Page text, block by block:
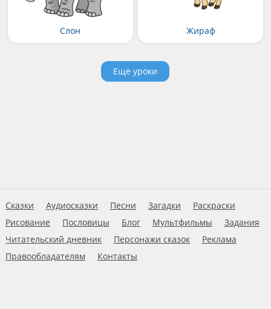
Слон Жираф
Еще уроки
Сказки Аудиосказки Песни Загадки
Раскраски
Рисование
Пословицы Блог Мультфильмы
Задания
Читательский дневник
Персонажи сказок
Реклама
Правообладателям
Контакты